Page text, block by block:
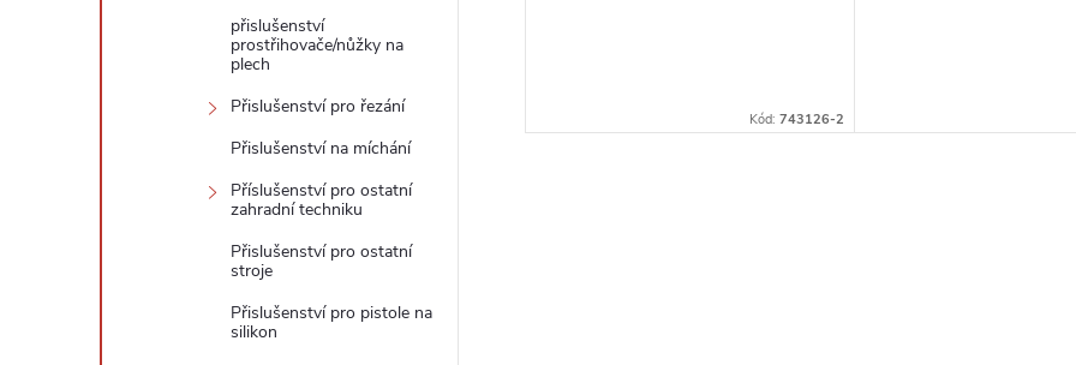
přislušenství
prostřihovače/nůžky na
plech
Přislušenství pro řezání
Přislušenství na míchání
Příslušenství pro ostatní
zahradní techniku
Přislušenství pro ostatní
stroje
Přislušenství pro pistole na
silikon
Kód:743126-2